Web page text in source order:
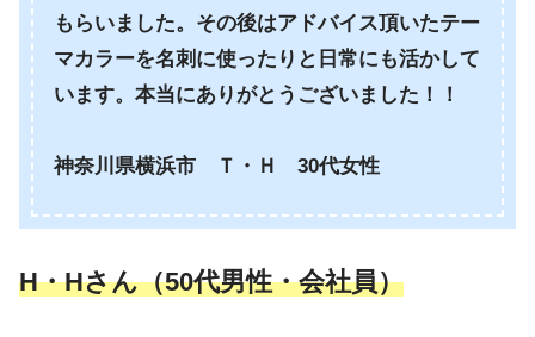
もらいました。その後はアドバイス頂いたテー
マカラーを名刺に使ったりと日常にも活かして
います。本当にありがとうございました！！
神奈川県横浜市 Ｔ・Ｈ 30代女性
H・Hさん（50代男性・会社員）